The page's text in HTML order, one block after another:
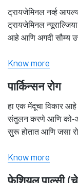
ट्रायजेमिनल नर्व्ह
ट्रायजेमिनल
आहे आणि अगदी सौम्य
Know more
पार्किन्सन रोग
हा एक मेंदूचा विकार
संतुलन करणे आणि को-
सुरू होतात आणि जसा
Know more